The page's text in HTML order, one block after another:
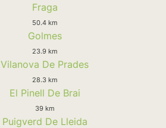
Fraga
50.4 km
Golmes
23.9 km
Vilanova De Prades
28.3 km
El Pinell De Brai
39 km
Puigverd De Lleida